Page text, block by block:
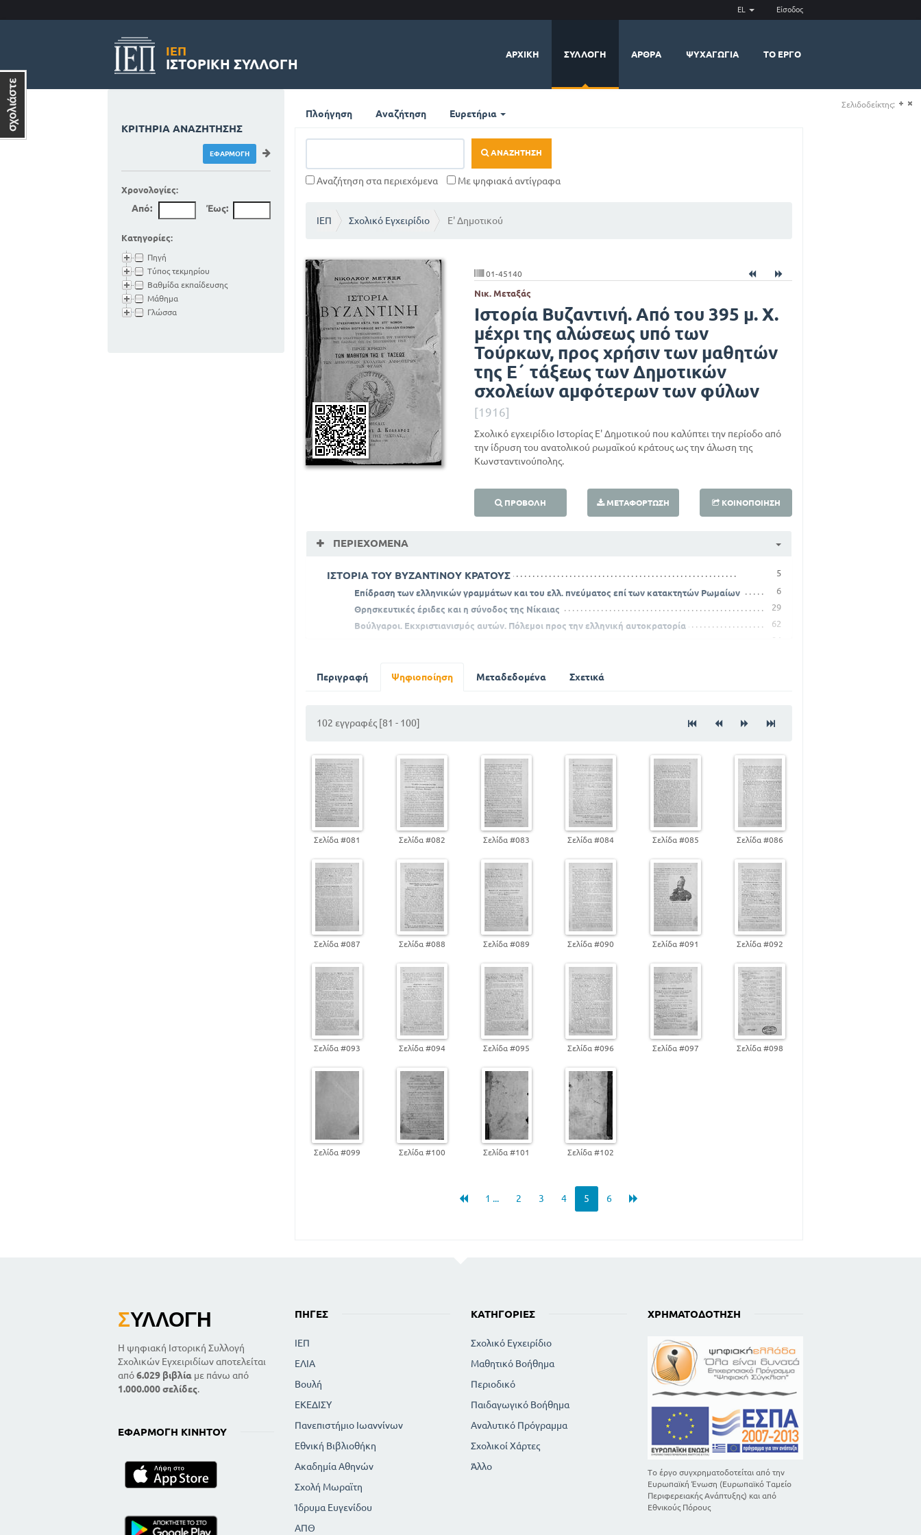
EL Είσοδος
ΙΕΠ
ΙΣΤΟΡΙΚΉ ΣΥΛΛΟΓΉ
ΑΡΧΙΚΉ ΣΥΛΛΟΓΉ ΆΡΘΡΑ ΨΥΧΑΓΩΓΊΑ ΤΟ ΈΡΓΟ
Πλοήγηση Αναζήτηση Ευρετήρια
ΑΝΑΖΉΤΗΣΗ
Αναζήτηση στα περιεχόμενα Με ψηφιακά αντίγραφα
ΙΕΠ Σχολικό Εγχειρίδιο Ε' Δημοτικού
01-45140
Νικ. Μεταξάς
Ιστορία Βυζαντινή. Από του 395 μ. Χ.
μέχρι της αλώσεως υπό των
Τούρκων, προς χρήσιν των μαθητών
της Ε΄ τάξεως των Δημοτικών
σχολείων αμφότερων των φύλων
[1916]
Σχολικό εγχειρίδιο Ιστορίας Ε' Δημοτικού που καλύπτει την περίοδο από
την ίδρυση του ανατολικού ρωμαϊκού κράτους ως την άλωση της
Κωνσταντινούπολης.
ΠΡΟΒΟΛΉ ΜΕΤΑΦΌΡΤΩΣΗ ΚΟΙΝΟΠΟΊΗΣΗ
ΠΕΡΙΕΧΌΜΕΝΑ
ΙΣΤΟΡΙΑ ΤΟΥ ΒΥΖΑΝΤΙΝΟΥ ΚΡΑΤΟΥΣ 5
Επίδραση των ελληνικών γραμμάτων και του ελλ. πνεύματος επί των κατακτητών Ρωμαίων
6
Θρησκευτικές έριδες και η σύνοδος της Νίκαιας
29
Βούλγαροι. Εκχριστιανισμός αυτών. Πόλεμοι προς την ελληνική αυτοκρατορία
62
94
Περιγραφή Ψηφιοποίηση Μεταδεδομένα Σχετικά
102 εγγραφές [81 - 100]
Σελίδα #081 Σελίδα #082 Σελίδα #083 Σελίδα #084 Σελίδα #085 Σελίδα #086
Σελίδα #087 Σελίδα #088 Σελίδα #089 Σελίδα #090 Σελίδα #091 Σελίδα #092
Σελίδα #093 Σελίδα #094 Σελίδα #095 Σελίδα #096 Σελίδα #097 Σελίδα #098
Σελίδα #099 Σελίδα #100 Σελίδα #101 Σελίδα #102
1 ... 2 3 4 5 6
ΚΡΙΤΉΡΙΑ ΑΝΑΖΉΤΗΣΗΣ
Χρονολογίες:
Από: Έως:
Κατηγορίες:
Πηγή
Τύπος τεκμηρίου
Βαθμίδα εκπαίδευσης
Μάθημα
Γλώσσα
ΣΥΛΛΟΓΉ
Η ψηφιακή Ιστορική Συλλογή
Σχολικών Εγχειριδίων αποτελείται
από6.029 βιβλία με πάνω από
1.000.000 σελίδες.
ΕΦΑΡΜΟΓΉ ΚΙΝΗΤΟΎ
ΠΗΓΈΣ
ΙΕΠ
ΕΛΙΑ
Βουλή
ΕΚΕΔΙΣΥ
Πανεπιστήμιο Ιωαννίνων
Εθνική Βιβλιοθήκη
Ακαδημία Αθηνών
Σχολή Μωραϊτη
Ίδρυμα Ευγενίδου
ΑΠΘ
ΚΑΤΗΓΟΡΊΕΣ
Σχολικό Εγχειρίδιο
Μαθητικό Βοήθημα
Περιοδικό
Παιδαγωγικό Βοήθημα
Αναλυτικό Πρόγραμμα
Σχολικοί Χάρτες
Άλλο
ΧΡΗΜΑΤΟΔΌΤΗΣΗ
Το έργο συγχρηματοδοτείται από την
Ευρωπαϊκή Ένωση (Ευρωπαϊκό Ταμείο
Περιφερειακής Ανάπτυξης) και από
Εθνικούς Πόρους
Σελιδοδείκτης: